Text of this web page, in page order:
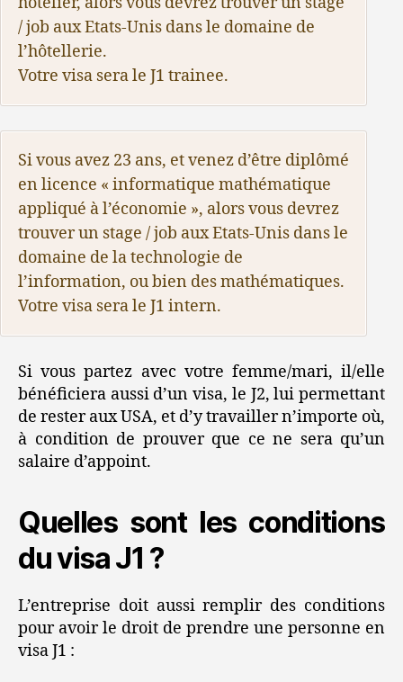
/ job aux Etats-Unis dans le domaine de
l’hôtellerie.
Votre visa sera le J1 trainee.
Si vous avez 23 ans, et venez d’être diplômé
en licence « informatique mathématique
appliqué à l’économie », alors vous devrez
trouver un stage / job aux Etats-Unis dans le
domaine de la technologie de
l’information, ou bien des mathématiques.
Votre visa sera le J1 intern.
Si vous partez avec votre femme/mari, il/elle
bénéficiera aussi d’un visa, le J2, lui permettant
de rester aux USA, et d’y travailler n’importe où,
à condition de prouver que ce ne sera qu’un
salaire d’appoint.
Quelles sont les conditions
du visa J1 ?
L’entreprise doit aussi remplir des conditions
pour avoir le droit de prendre une personne en
visa J1 :